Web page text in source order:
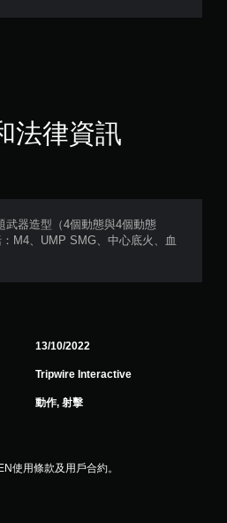
法律資訊
武器造型（4個動態與4個動態
M4、UMP SMG、中心底火、血
13/10/2022
Tripwire Interactive
動作, 射擊
使用條款及用戶合約。